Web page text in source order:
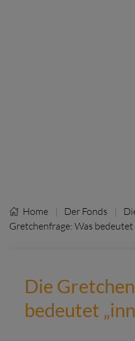
Home Der Fonds
Gretchenfrage: Was bedeutet
Die
bedeutet